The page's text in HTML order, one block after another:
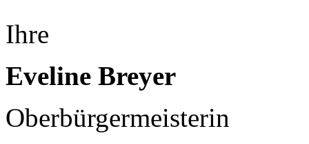
Ihre
Eveline Breyer
Oberbürgermeisterin